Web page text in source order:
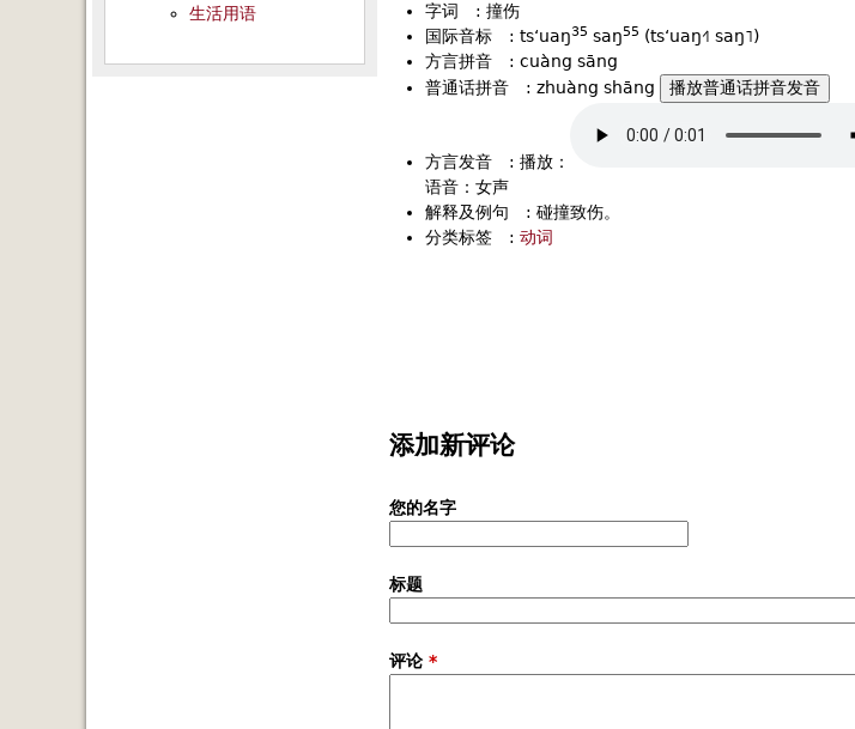
字词 : 撞伤
国际音标
: tsʻuaŋ35 saŋ55 (tsʻuaŋ˧˥ saŋ˥)
方言拼音
: cuàng sāng
普通话拼音
: zhuàng shāng 播放普通话拼音发音
方言发音 : 播放：
语音：女声
解释及例句
: 碰撞致伤。
分类标签
: 动词
添加新评论
您的名字
标题
评论 *
生活用语